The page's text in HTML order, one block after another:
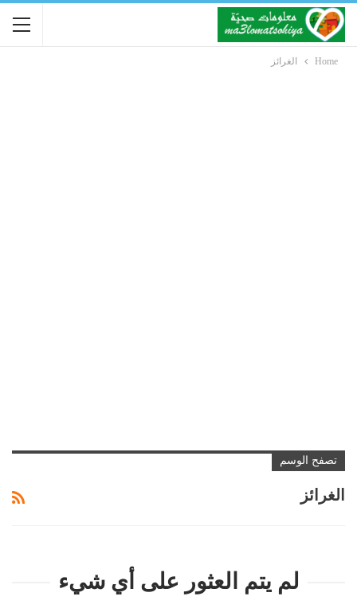
Home الغرائز
تصفح الوسم
الغرائز
لم يتم العثور على أي شيء